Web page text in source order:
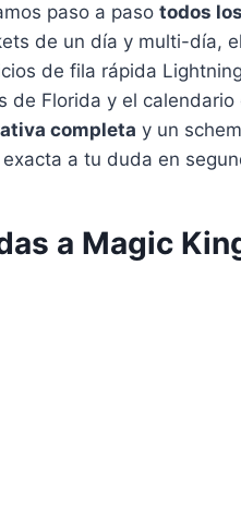
paso a paso todos
de un día y multi-día,
de fila rápida
de Florida y el calendario
completa y un
a tu duda en
a Magic